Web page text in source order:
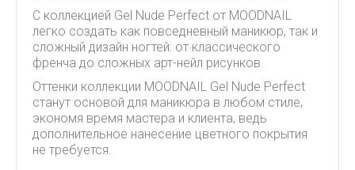
С коллекцией Gel Nude Perfect от MOODNAIL
легко создать как повседневный маникюр, так и
сложный дизайн ногтей: от классического
френча до сложных арт-нейл рисунков.
Оттенки коллекции MOODNAIL Gel Nude Perfect
станут основой для маникюра в любом стиле,
экономя время мастера и клиента, ведь
дополнительное нанесение цветного покрытия
не требуется.